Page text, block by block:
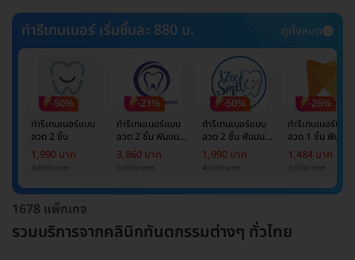
ทำรีเทนเนอร์ เริ่มชิ้นละ 880 บ.
ดูทั้งหมด
-50%
ทำรีเทนเนอร์แบบ
ลวด 2 ชิ้น
1,990 บาท
-21%
ทำรีเทนเนอร์แบบ
ลวด 2 ชิ้น ฟันบน
และล่าง
3,860 บาท
-50%
ทำรีเทนเนอร์แบบ
ลวด 2 ชิ้น ฟันบน
และล่าง
1,990 บาท
-26%
ทำรีเทนเนอร์แบบ
ลวด 1 ชิ้น ฟันบน
หรือล่าง
1,484 บาท
1678 แพ็กเกจ
รวมบริการจากคลินิกทันตกรรมต่างๆ ทั่วไทย